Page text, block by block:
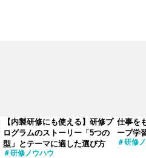
【内製研修にも使える】研修プ
ログラムのストーリー「5つの
型」とテーマに適した選び方
研修ノウハウ
仕事を
ープ学
研修